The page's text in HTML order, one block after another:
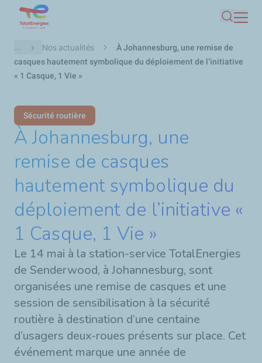
contenu
principal
Fil
d'Ariane
... Nos actualités
À Johannesburg, une remise de
casques hautement symbolique du déploiement de l’initiative
« 1 Casque, 1 Vie »
Sécurité routière
À Johannesburg, une
remise de casques
hautement symbolique du
déploiement de l’initiative «
1 Casque, 1 Vie »
Le 14 mai à la station-service TotalEnergies
de Senderwood, à Johannesburg, sont
organisées une remise de casques et une
session de sensibilisation à la sécurité
routière à destination d’une centaine
d’usagers deux-roues présents sur place. Cet
événement marque une année de